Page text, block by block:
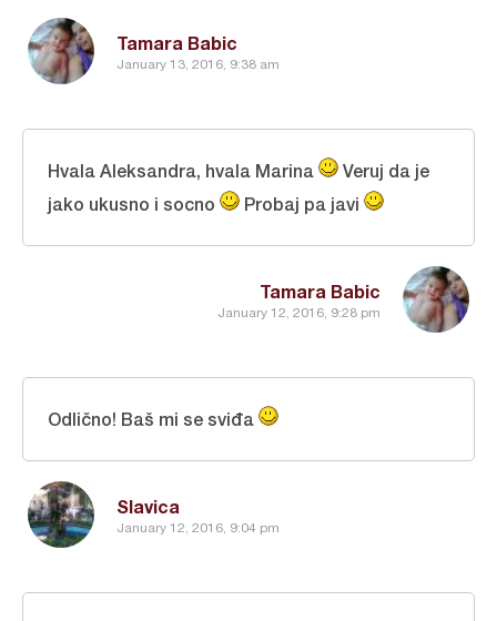
Tamara Babic
January 13, 2016, 9:38 am
Tamara Babic
January 12, 2016, 9:28 pm
Hvala Aleksandra, hvala Marina
Veruj da je
jako ukusno i socno
Probaj pa javi
Slavica
January 12, 2016, 9:04 pm
Odlično! Baš mi se sviđa